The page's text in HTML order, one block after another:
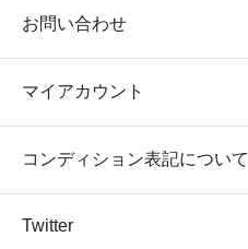
お問い合わせ
マイアカウント
コンディション表記について
Twitter